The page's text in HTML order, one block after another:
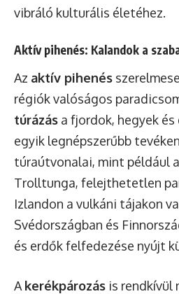
vibráló kulturális életéhez.
Aktív pihenés: Kalandok a
Az aktív pihenés
régiók valóságos
túrázás a fjordok, hegyek
egyik legnépszerűbb
túraútvonalai, mint például
Trolltunga, felejthetetlen
Izlandon a vulkáni tájakon
Svédországban és
és erdők felfedezése nyújt
A kerékpározás is rendkívül